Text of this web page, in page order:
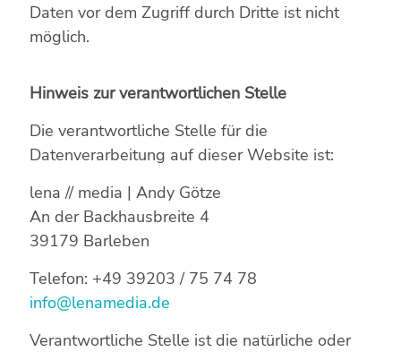
Daten vor dem Zugriff durch Dritte ist nicht
möglich.
Hinweis zur verantwortlichen Stelle
Die verantwortliche Stelle für die
Datenverarbeitung auf dieser Website ist:
lena // media | Andy Götze
An der Backhausbreite 4
39179 Barleben
Telefon: +49 39203 / 75 74 78
info@lenamedia.de
Verantwortliche Stelle ist die natürliche oder